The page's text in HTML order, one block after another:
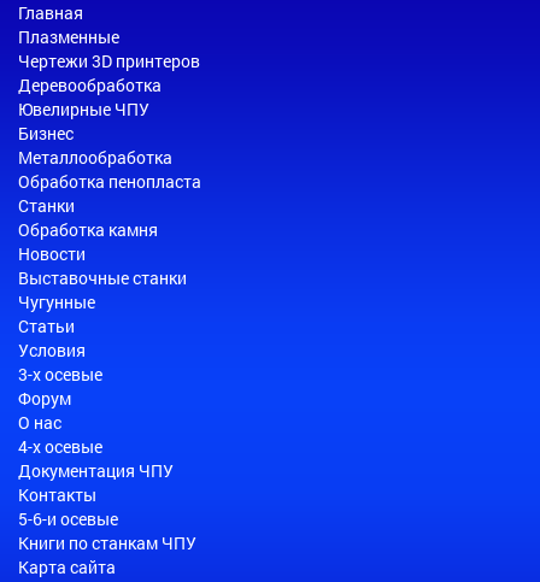
Главная
Плазменные
Чертежи 3D принтеров
Деревообработка
Ювелирные ЧПУ
Бизнес
Металлообработка
Обработка пенопласта
Станки
Обработка камня
Новости
Выставочные станки
Чугунные
Статьи
Условия
3-х осевые
Форум
О нас
4-х осевые
Документация ЧПУ
Контакты
5-6-и осевые
Книги по станкам ЧПУ
Карта сайта